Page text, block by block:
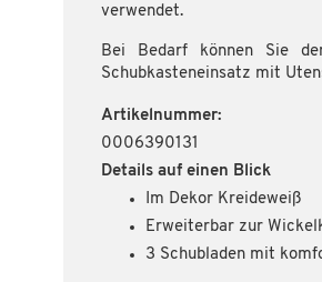
verwendet.
Bei Bedarf können Sie
Schubkasteneinsatz mit
Artikelnummer:
0006390131
Details auf einen Blick
Im Dekor Kreideweiß
Erweiterbar zur
3 Schubladen mit